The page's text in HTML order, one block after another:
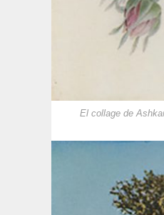
El collage de